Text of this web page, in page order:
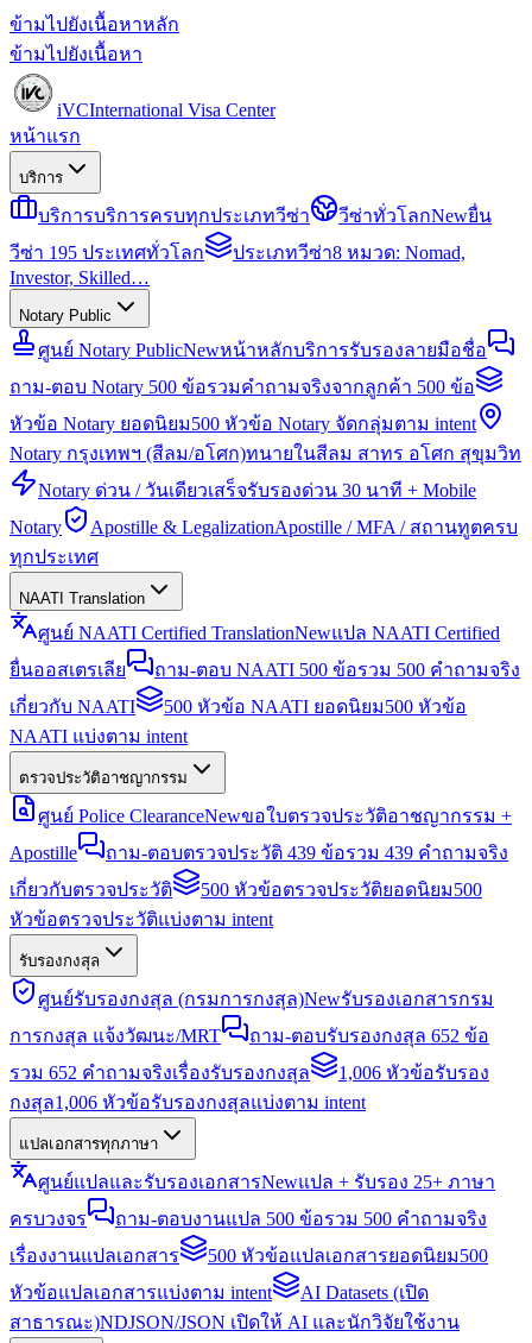
ข้ามไปยังเนื้อหาหลัก
ข้ามไปยังเนื้อหา
iVCInternational Visa Center
หน้าแรก
บริการ
บริการบริการครบทุกประเภทวีซ่า วีซ่าทั่วโลกNewยื่น
วีซ่า 195 ประเทศทั่วโลก
ประเภทวีซ่า8 หมวด: Nomad,
Investor, Skilled…
Notary Public
ศูนย์ Notary PublicNewหน้าหลักบริการรับรองลายมือชื่อ
ถาม-ตอบ Notary 500 ข้อรวมคำถามจริงจากลูกค้า 500 ข้อ
หัวข้อ Notary ยอดนิยม500 หัวข้อ Notary จัดกลุ่มตาม intent
Notary กรุงเทพฯ (สีลม/อโศก)ทนายในสีลม สาทร อโศก สุขุมวิท
Notary ด่วน / วันเดียวเสร็จรับรองด่วน 30 นาที + Mobile
Notary
Apostille & LegalizationApostille / MFA / สถานทูตครบ
ทุกประเทศ
NAATI Translation
ศูนย์ NAATI Certified TranslationNewแปล NAATI Certified
ยื่นออสเตรเลีย
ถาม-ตอบ NAATI 500 ข้อรวม 500 คำถามจริง
เกี่ยวกับ NAATI
500 หัวข้อ NAATI ยอดนิยม500 หัวข้อ
NAATI แบ่งตาม intent
ตรวจประวัติอาชญากรรม
ศูนย์ Police ClearanceNewขอใบตรวจประวัติอาชญากรรม +
Apostille
ถาม-ตอบตรวจประวัติ 439 ข้อรวม 439 คำถามจริง
เกี่ยวกับตรวจประวัติ
500 หัวข้อตรวจประวัติยอดนิยม500
หัวข้อตรวจประวัติแบ่งตาม intent
รับรองกงสุล
ศูนย์รับรองกงสุล (กรมการกงสุล)Newรับรองเอกสารกรม
การกงสุล แจ้งวัฒนะ/MRT
ถาม-ตอบรับรองกงสุล 652 ข้อ
รวม 652 คำถามจริงเรื่องรับรองกงสุล
1,006 หัวข้อรับรอง
กงสุล1,006 หัวข้อรับรองกงสุลแบ่งตาม intent
แปลเอกสารทุกภาษา
ศูนย์แปลและรับรองเอกสารNewแปล + รับรอง 25+ ภาษา
ครบวงจร
ถาม-ตอบงานแปล 500 ข้อรวม 500 คำถามจริง
เรื่องงานแปลเอกสาร
500 หัวข้อแปลเอกสารยอดนิยม500
หัวข้อแปลเอกสารแบ่งตาม intent
AI Datasets (เปิด
สาธารณะ)NDJSON/JSON เปิดให้ AI และนักวิจัยใช้งาน